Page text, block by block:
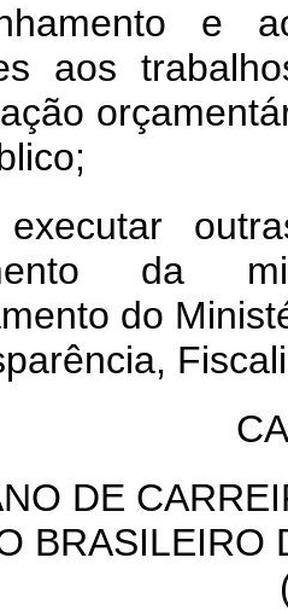
e
aos
da
do
DE
BRASILEIRO